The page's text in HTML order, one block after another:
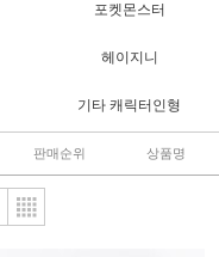
포켓몬스터
헤이지니
기타 캐릭터인형
판매순위 상품명